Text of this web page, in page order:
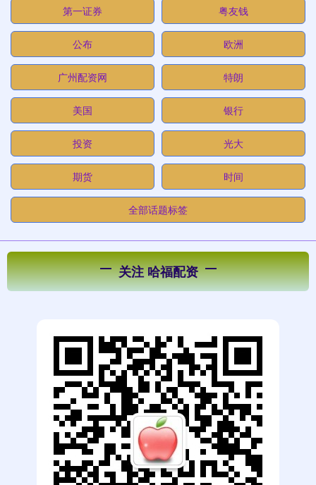
第一证券 粤友钱
公布 欧洲
广州配资网 特朗
美国 银行
投资 光大
期货 时间
全部话题标签
关注 哈福配资